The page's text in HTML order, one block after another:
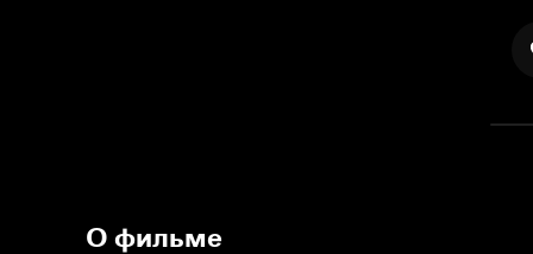
О фильме